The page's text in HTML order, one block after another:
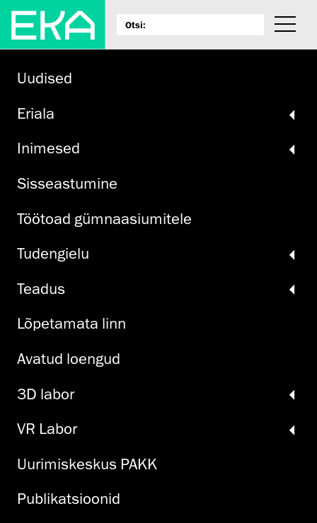
Uudised
Eriala
Inimesed
Sisseastumine
Töötoad gümnaasiumitele
Tudengielu
Teadus
Lõpetamata linn
Avatud loengud
3D labor
VR Labor
Uurimiskeskus PAKK
Publikatsioonid